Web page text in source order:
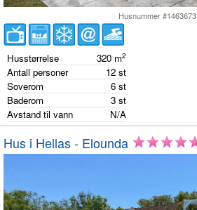
Husnummer #1463673
Husstørrelse 320 m2
Antall personer 12 st
Soverom
6 st
Baderom
3 st
Avstand til vann
N/A
Hus i Hellas - Elounda